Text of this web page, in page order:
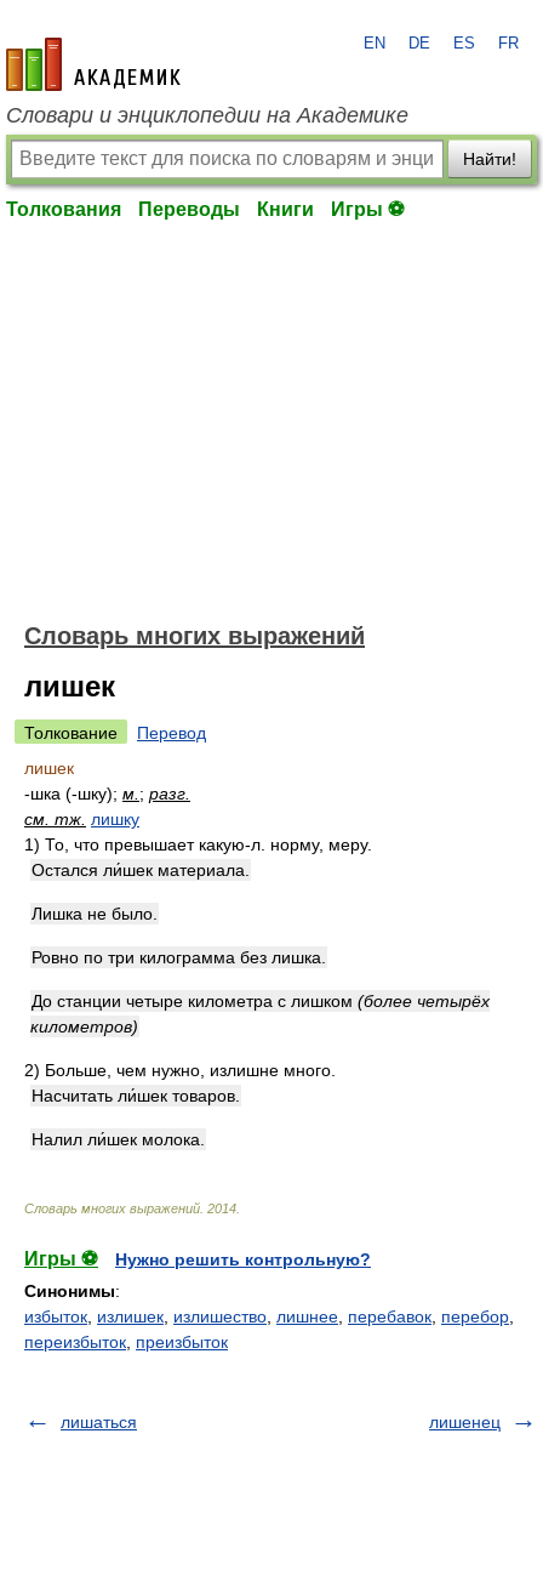
academic.ru
EN DE ES FR
Словари и энциклопедии на Академике
Найти!
Толкования Переводы Книги Игры ⚽
Словарь многих выражений
лишек
Толкование
Перевод
лишек
-шка (-шку); м. ; разг.
см. тж. лишку
1) То, что превышает какую-л. норму, меру.
Остался ли́шек материала.
Лишка не было.
Ровно по три килограмма без лишка.
До станции четыре километра с лишком (более четырёх
километров)
2) Больше, чем нужно, излишне много.
Насчитать ли́шек товаров.
Налил ли́шек молока.
Словарь многих выражений 2014
Игры ⚽
Нужно решить контрольную?
Синонимы:
избыток излишек излишество лишнее перебавок перебор
переизбыток преизбыток
лишаться лишенец